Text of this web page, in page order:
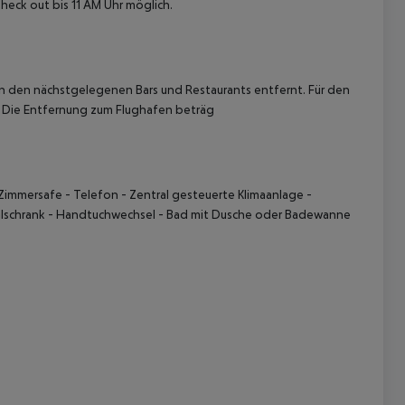
out bis 11 AM Uhr möglich.
nächstgelegenen Bars und Restaurants entfernt. Für den
Entfernung zum Flughafen beträg
- Telefon - Zentral gesteuerte Klimaanlage -
- Handtuchwechsel - Bad mit Dusche oder Badewanne